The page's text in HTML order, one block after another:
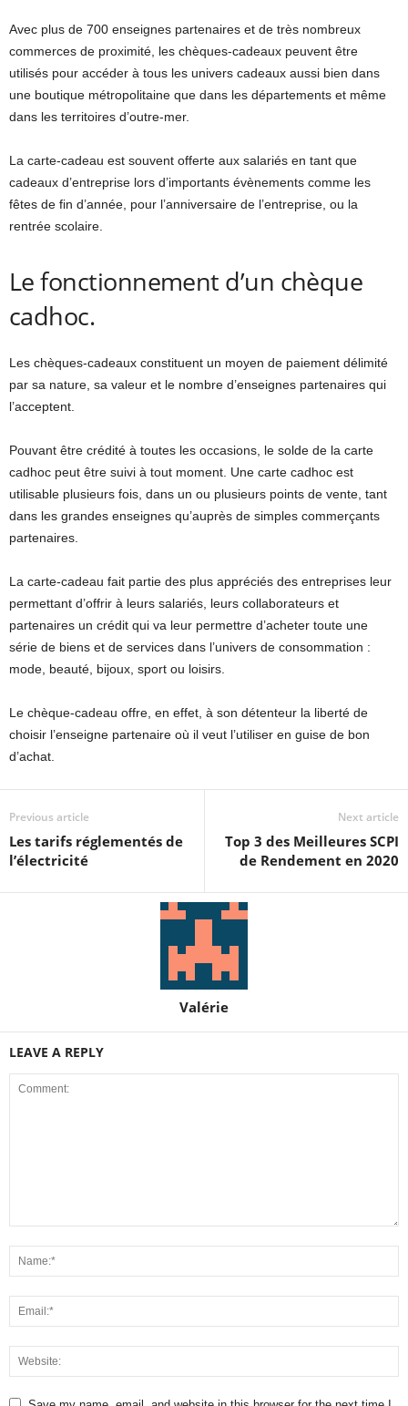
Avec plus de 700 enseignes partenaires et de très nombreux
commerces de proximité, les chèques-cadeaux peuvent être
utilisés pour accéder à tous les univers cadeaux aussi bien dans
une boutique métropolitaine que dans les départements et même
dans les territoires d’outre-mer.
La carte-cadeau est souvent offerte aux salariés en tant que
cadeaux d’entreprise lors d’importants évènements comme les
fêtes de fin d’année, pour l’anniversaire de l’entreprise, ou la
rentrée scolaire.
Le fonctionnement d’un chèque
cadhoc.
Les chèques-cadeaux constituent un moyen de paiement délimité
par sa nature, sa valeur et le nombre d’enseignes partenaires qui
l’acceptent.
Pouvant être crédité à toutes les occasions, le solde de la carte
cadhoc peut être suivi à tout moment. Une carte cadhoc est
utilisable plusieurs fois, dans un ou plusieurs points de vente, tant
dans les grandes enseignes qu’auprès de simples commerçants
partenaires.
La carte-cadeau fait partie des plus appréciés des entreprises leur
permettant d’offrir à leurs salariés, leurs collaborateurs et
partenaires un crédit qui va leur permettre d’acheter toute une
série de biens et de services dans l’univers de consommation :
mode, beauté, bijoux, sport ou loisirs.
Le chèque-cadeau offre, en effet, à son détenteur la liberté de
choisir l’enseigne partenaire où il veut l’utiliser en guise de bon
d’achat.
Previous article
Les tarifs réglementés de
l’électricité
Next article
Top 3 des Meilleures SCPI
de Rendement en 2020
Valérie
LEAVE A REPLY